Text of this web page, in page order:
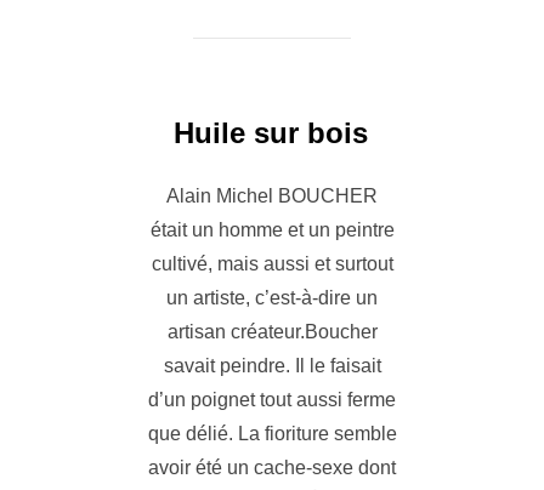
Huile sur bois
Alain Michel BOUCHER
était un homme et un peintre
cultivé, mais aussi et surtout
un artiste, c’est-à-dire un
artisan créateur.Boucher
savait peindre. Il le faisait
d’un poignet tout aussi ferme
que délié. La fioriture semble
avoir été un cache-sexe dont